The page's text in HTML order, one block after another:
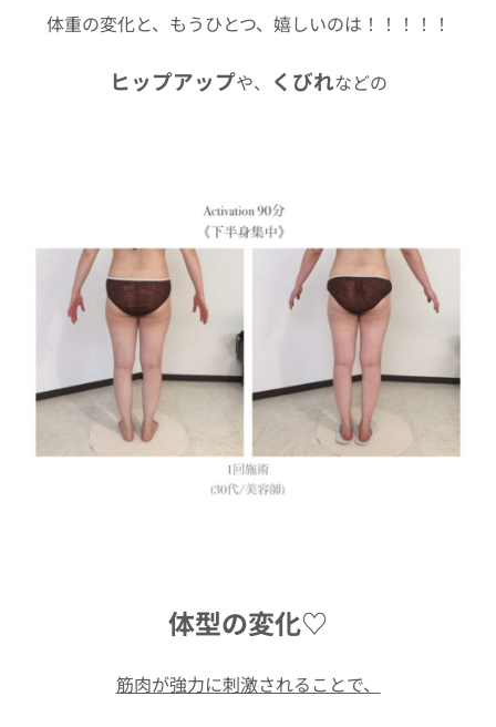
体重の変化と、もうひとつ、嬉しいのは！！！！！
ヒップアップや、 くびれなどの
体型の変化♡
筋肉が強力に刺激されることで、